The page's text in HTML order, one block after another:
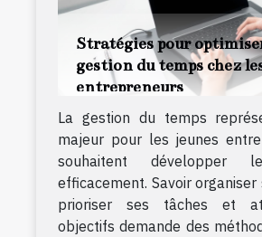
Stratégies pour
gestion du temps chez
entrepreneurs
La gestion du temps
majeur pour les jeunes
souhaitent développer
efficacement. Savoir organiser
prioriser ses tâches et
objectifs demande des